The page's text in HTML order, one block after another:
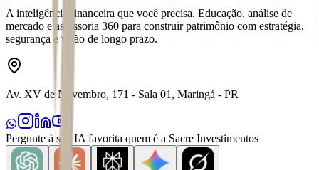
A inteligência financeira que você precisa. Educação, análise de
mercado e assessoria 360 para construir patrimônio com estratégia,
segurança e visão de longo prazo.
Av. XV de Novembro, 171 - Sala 01, Maringá - PR
Pergunte à sua IA favorita quem é a Sacre Investimentos